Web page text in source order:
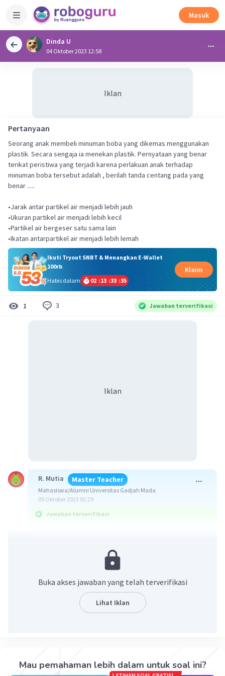
Masuk
Dinda U
04 Oktober 2023 12:58
Iklan
Pertanyaan
Seorang anak membeli minuman boba yang dikemas menggunakan
plastik. Secara sengaja ia menekan plastik. Pernyataan yang benar
terikat peristiwa yang terjadi karena perlakuan anak terhadap
minuman boba tersebut adalah , berilah tanda centang pada yang
benar .....
•Jarak antar partikel air menjadi lebih jauh
•Ukuran partikel air menjadi lebih kecil
•Partikel air bergeser satu sama lain
•Ikatan antarpartikel air menjadi lebih lemah
Ikuti Tryout SNBT & Menangkan E-Wallet
100rb
Habis dalam
02 :13 :33 :35
Klaim
1 3 Jawaban terverifikasi
Iklan
R. Mutia Master Teacher
Mahasiswa/Alumni Universitas Gadjah Mada
05 Oktober 2023 02:29
Jawaban terverifikasi
karakteristik zat berbentuk padat, cair, dan gas.
Beberapa hal yang perlu diketahui adalah:
1. Zat padat, karakteristiknya:
2. Zat cair, karakteristiknya:
Buka akses jawaban yang telah terverifikasi
Lihat Iklan
Mau pemahaman lebih dalam untuk soal ini?